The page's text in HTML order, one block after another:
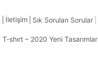
İletişim Sık Sorulan Sorular
shırt – 2020 Yeni Tasarımlar